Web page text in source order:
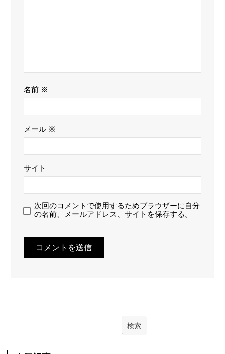
名前 ※
メール ※
サイト
次回のコメントで使用するためブラウザーに自分
の名前、メールアドレス、サイトを保存する。
検索